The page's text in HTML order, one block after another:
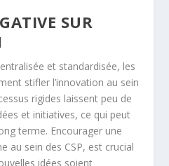
SUR
et standardisée, les
stifler l’innovation au sein
rigides laissent peu de
et initiatives, ce qui peut
terme. Encourager une
au sein des CSP, est crucial
idées soient